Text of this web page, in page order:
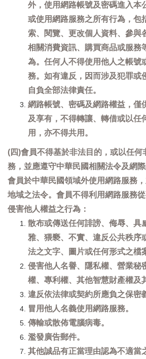
外，使用網路帳號及密碼進入本
或使用網路服務之所有行為，包
索、閱覽、更改個人資料、參與
相關消費資訊、購買商品或服務
為。任何人不得使用他人之帳號
務。如有違反，因而涉及犯罪或
自負全部法律責任。
網路帳號、密碼及網路權益，僅
及享有，不得轉讓、轉借或以任
用，亦不得共用。
(四)會員不得基於非法目的，或以任何
務，並應遵守中華民國相關法令及網
會員於中華民國領域外使用網路服務
地域之法令。會員不得利用網路服務
侵害他人權益之行為：
散布或傳送任何誹謗、侮辱、具
雅、猥褻、不實、違反公共秩序
法之文字、圖片或任何形式之檔
侵害他人名譽、隱私權、營業秘
權、專利權、其他智慧財產權及
違反依法律或契約所應負之保密
冒用他人名義使用網路服務。
傳輸或散佈電腦病毒。
濫發廣告郵件。
其他誠品有正當理由認為不適當